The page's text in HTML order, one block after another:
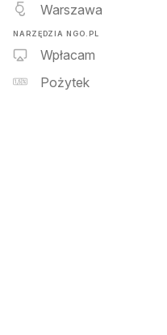
Warszawa
NARZĘDZIA NGO.PL
Wpłacam
Pożytek